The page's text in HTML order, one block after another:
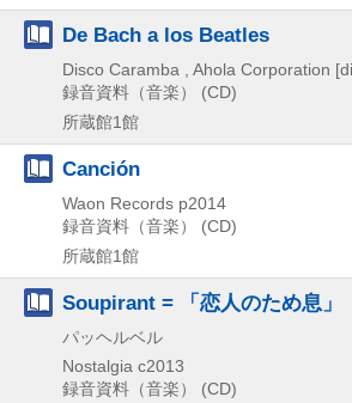
De Bach a los Beatles
Disco Caramba , Ahola Corporation
録音資料（音楽） (CD)
所蔵館1館
Canción
Waon Records p2014
録音資料（音楽） (CD)
所蔵館1館
Soupirant = 「恋人のため息」
パッヘルベル
Nostalgia c2013
録音資料（音楽） (CD)